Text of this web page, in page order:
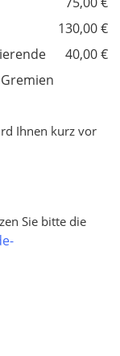
130,00 €
40,00 €
Ihnen kurz vor
Sie bitte die